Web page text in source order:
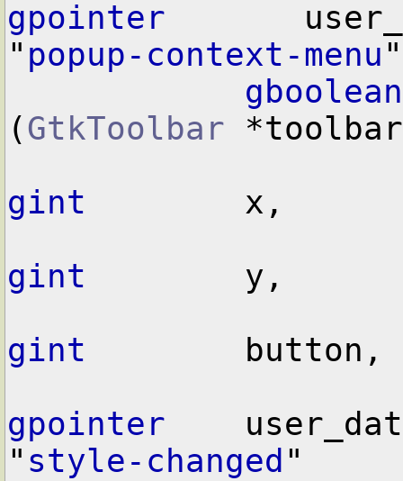
gpointer
" popup-context-menu "
gboolean
(GtkToolbar
gint
        x,
gint
        y,
gint
        button,
gpointer
" style-changed "